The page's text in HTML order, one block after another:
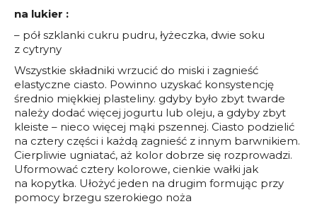
na lukier :
– pół szklanki cukru pudru, łyżeczka, dwie soku
z cytryny
Wszystkie składniki wrzucić do miski i zagnieść
elastyczne ciasto. Powinno uzyskać konsystencję
średnio miękkiej plasteliny. gdyby było zbyt twarde
należy dodać więcej jogurtu lub oleju, a gdyby zbyt
kleiste – nieco więcej mąki pszennej. Ciasto podzielić
na cztery części i każdą zagnieść z innym barwnikiem.
Cierpliwie ugniatać, aż kolor dobrze się rozprowadzi.
Uformować cztery kolorowe, cienkie wałki jak
na kopytka. Ułożyć jeden na drugim formując przy
pomocy brzegu szerokiego noża